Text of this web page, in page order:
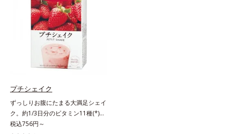
の香りや味をできるだけカットし
た、まるでフルーツゼリーのように
みずみずしいゼリーです。個包装の
スティックタイプだから、いつでも
どこでも片手でおいしくコラーゲン
をチャージできます。年齢と共に気
になる悩みも、おやつやデザート時
しょう。脂肪分ゼロ＆1袋20kcal
で、ダイエット中でも安心です。各
商品の詳しい情報は商品ページをご
覧ください。・BEAUTY夏祭りは、
プチシェイク
ずっしりお腹にたまる大満足シェイ
ク。約1/3日分のビタミン11種(*)・
鉄分・食物繊維配合でダイエットと
税込756円～